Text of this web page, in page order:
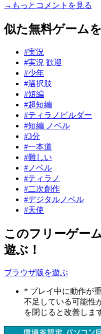
→もっとコメントを見る
似た無料ゲーム
#実況
#実況 歓迎
#少年
#選択肢
#短編
#超短編
#ティラノビルダー
#短編 ノベル
#3分
#一本道
#難しい
#ノベル
#ティラノ
#二次創作
#デジタルノベル
#天使
このフリーゲー
遊ぶ！
ブラウザ版を遊ぶ
* プレイ中に動作が
不足している可能性
を閉じると改善しま